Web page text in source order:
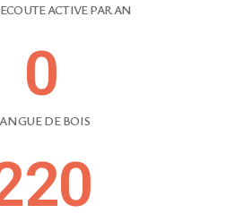
ACTIVE PAR AN
DE BOIS
0